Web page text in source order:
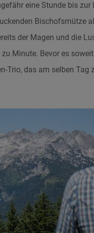
eine Stunde bis
Bischofsmütze
der Magen und die
Minute. Bevor es soweit
Trio, das am selben Tag